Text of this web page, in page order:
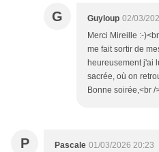
G Guyloup 02/03/
Merci Mireille :-
me fait sortir de
heureusement j'ai
sacrée, où on
Bonne soirée,<br /
P Pascale 01/03/2026 20:23